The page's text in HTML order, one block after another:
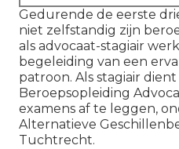
Gedurende de eerste
niet zelfstandig zijn
als advocaat-stagiair
begeleiding van een
patroon. Als stagiair
Beroepsopleiding
examens af te leggen,
Alternatieve
Tuchtrecht.